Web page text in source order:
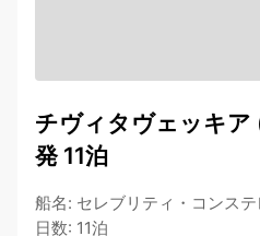
チヴィタヴェッキア
発 11泊
船名: セレブリティ・コンス
日数: 11泊